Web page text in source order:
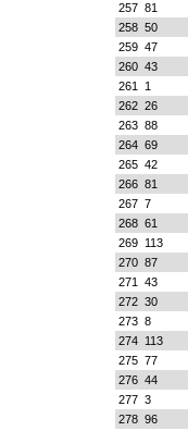
257 81
258 50
259 47
260 43
261
1
262 26
263 88
264 69
265 42
266 81
267 7
268 61
269 113
270 87
271
43
272 30
273 8
274 113
275 77
276 44
277 3
278 96